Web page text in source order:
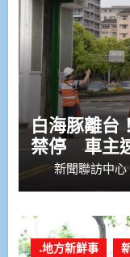
白海豚離台
禁停 車主
新聞聯訪中心
.地方新鮮事